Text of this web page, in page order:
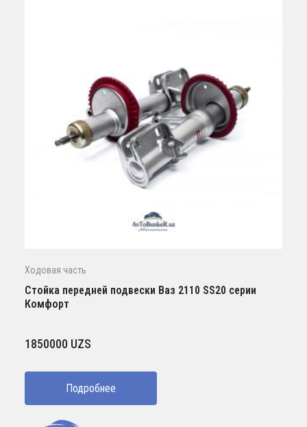
Ходовая часть
Стойка передней подвески Ваз 2110 SS20 серии
Комфорт
1850000 UZS
Подробнее